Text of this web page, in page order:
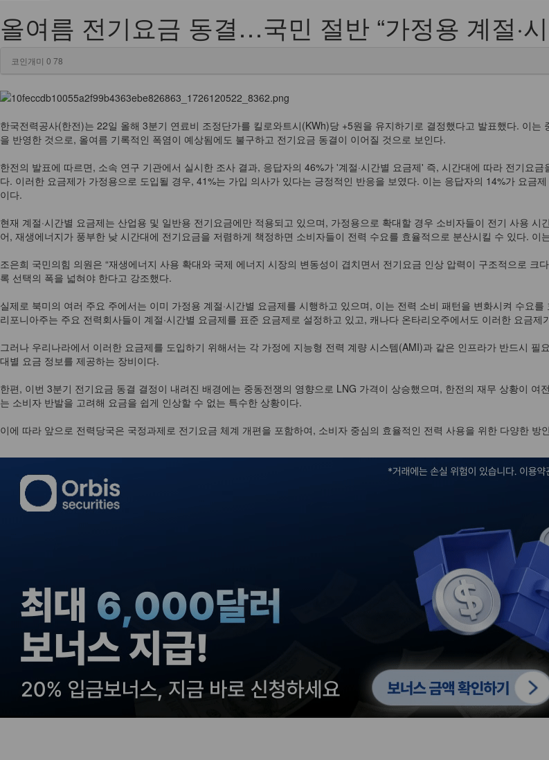
올여름 전기요금 동결…국민 절반 “가정용 계절·
코인개미 0 78
한국전력공사(한전)는 22일 올해 3분기 연료비 조정단가를 킬로와트시(KWh)당 +5원을 유지하기로 결정했다고 발표했다. 이
을 반영한 것으로, 올여름 기록적인 폭염이 예상됨에도 불구하고 전기요금 동결이 이어질 것으로 보인다.
한전의 발표에 따르면, 소속 연구 기관에서 실시한 조사 결과, 응답자의 46%가 '계절·시간별 요금제' 즉, 시간대에 따라 전기요
다. 이러한 요금제가 가정용으로 도입될 경우, 41%는 가입 의사가 있다는 긍정적인 반응을 보였다. 이는 응답자의 14%가 요금
이다.
현재 계절·시간별 요금제는 산업용 및 일반용 전기요금에만 적용되고 있으며, 가정용으로 확대할 경우 소비자들이 전기 사용
어, 재생에너지가 풍부한 낮 시간대에 전기요금을 저렴하게 책정하면 소비자들이 전력 수요를 효율적으로 분산시킬 수 있다. 이
조은희 국민의힘 의원은 “재생에너지 사용 확대와 국제 에너지 시장의 변동성이 겹치면서 전기요금 인상 압력이 구조적으로 크
록 선택의 폭을 넓혀야 한다고 강조했다.
실제로 북미의 여러 주요 주에서는 이미 가정용 계절·시간별 요금제를 시행하고 있으며, 이는 전력 소비 패턴을 변화시켜 수요
리포니아주는 주요 전력회사들이 계절·시간별 요금제를 표준 요금제로 설정하고 있고, 캐나다 온타리오주에서도 이러한 요금제
그러나 우리나라에서 이러한 요금제를 도입하기 위해서는 각 가정에 지능형 전력 계량 시스템(AMI)과 같은 인프라가 반드시
대별 요금 정보를 제공하는 장비이다.
한편, 이번 3분기 전기요금 동결 결정이 내려진 배경에는 중동전쟁의 영향으로 LNG 가격이 상승했으며, 한전의 재무 상황이
는 소비자 반발을 고려해 요금을 쉽게 인상할 수 없는 특수한 상황이다.
이에 따라 앞으로 전력당국은 국정과제로 전기요금 체계 개편을 포함하여, 소비자 중심의 효율적인 전력 사용을 위한 다양한 방